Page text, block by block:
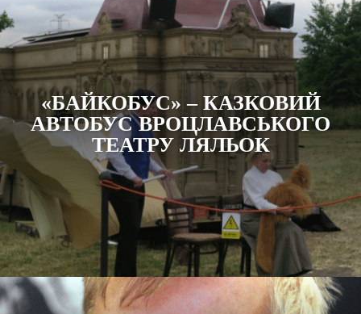
«БАЙКОБУС» – КАЗКОВИЙ
АВТОБУС ВРОЦЛАВСЬКОГО
ТЕАТРУ ЛЯЛЬОК